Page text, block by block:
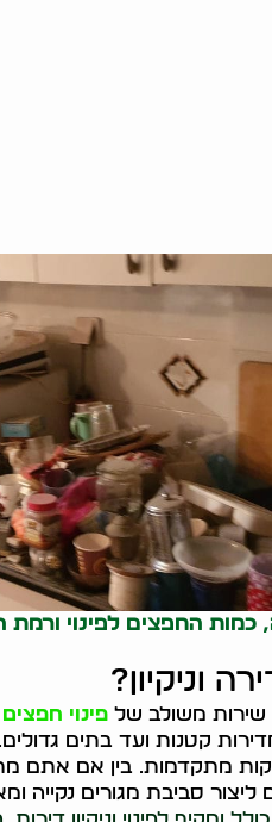
כמות החפצים לפינוי
וניקיון?
שירות משולב שלפינוי חפצים
קטנות ועד בתים
מתקדמות. בין אם אתם
סביבת מגורים נקייה